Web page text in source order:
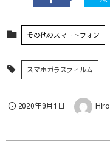
その他のスマートフォン
スマホガラスフィルム
2020年9月1日 Hiro